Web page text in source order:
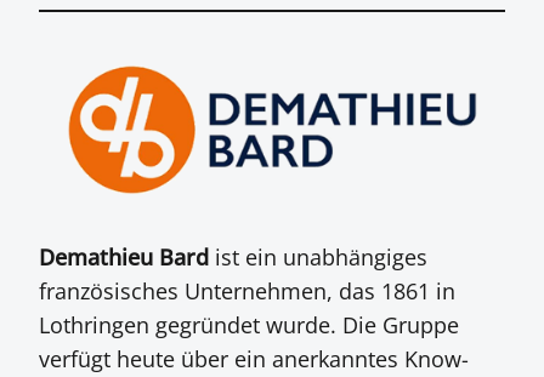
Demathieu Bard ist ein unabhängiges
französisches Unternehmen, das 1861 in
Lothringen gegründet wurde. Die Gruppe
verfügt heute über ein anerkanntes Know-